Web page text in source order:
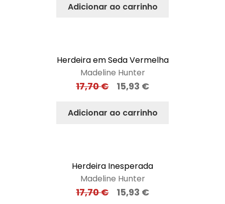
Adicionar ao carrinho
Herdeira em Seda Vermelha
Madeline Hunter
17,70€ 15,93 €
Adicionar ao carrinho
Herdeira Inesperada
Madeline Hunter
17,70€ 15,93 €